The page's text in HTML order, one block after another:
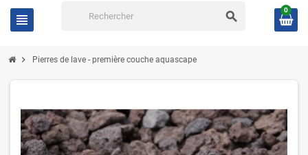
view_headline search 0
chevron_right Pierres de lave - première couche aquascape